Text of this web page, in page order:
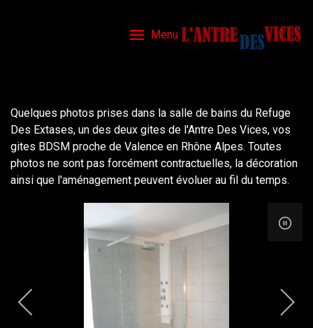
Menu
Quelques photos prises dans la salle de bains du Refuge
Des Extases, un des deux gites de l'Antre Des Vices, vos
gites BDSM proche de Valence en Rhône Alpes. Toutes
photos ne sont pas forcément contractuelles, la décoration
ainsi que l'aménagement peuvent évoluer au fil du temps.